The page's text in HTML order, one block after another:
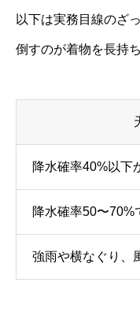
以下は実務目線のざ
倒すのが着物を長持
降水確率40%以下
降水確率50〜70%
強雨や横なぐり、